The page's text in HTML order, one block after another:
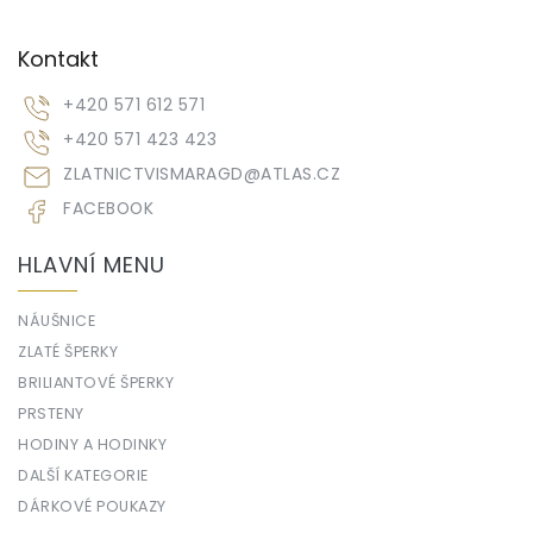
Kontakt
ZLATNICTVISMARAGD@ATLAS.CZ
+420 571 612 571
+420 571 423 423
FACEBOOK
HLAVNÍ MENU
NÁUŠNICE
ZLATÉ ŠPERKY
BRILIANTOVÉ ŠPERKY
PRSTENY
HODINY A HODINKY
DALŠÍ KATEGORIE
DÁRKOVÉ POUKAZY